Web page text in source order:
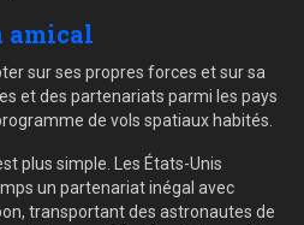
amical
sur ses propres forces et sur sa
et des partenariats parmi les pays
de vols spatiaux habités.
plus simple. Les États-Unis
un partenariat inégal avec
transportant des astronautes de